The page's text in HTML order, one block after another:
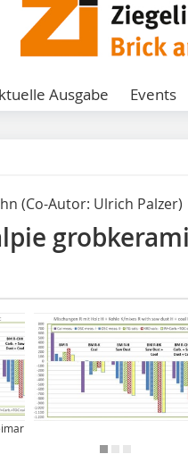
Ausgabe Events
(Co-Autor: Ulrich Palzer)